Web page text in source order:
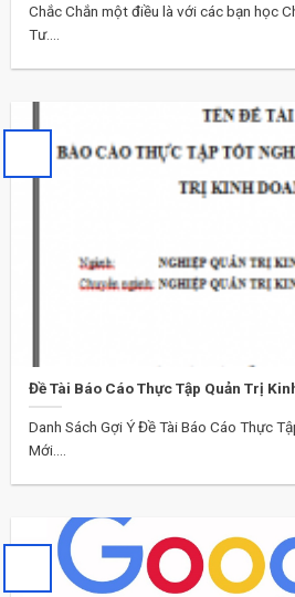
Chắc Chắn một điều là với các bạn học
Tư....
Đề Tài Báo Cáo Thực Tập Quản Trị
Danh Sách Gợi Ý Đề Tài Báo Cáo Thực
Mới....